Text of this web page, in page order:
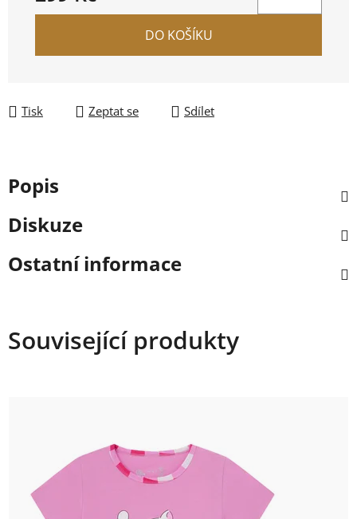
Měrná cena:
DO KOŠÍKU
Tisk Zeptat se Sdílet
Popis
Diskuze
Ostatní informace
Související produkty